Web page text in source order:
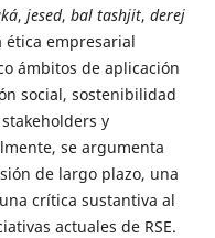
, jesed, bal tashjit, derej
empresarial
ámbitos de aplicación
social, sostenibilidad
y
se argumenta
de largo plazo, una
crítica sustantiva al
actuales de RSE.